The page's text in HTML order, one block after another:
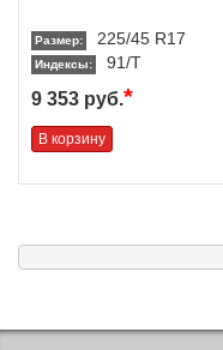
Размер: 225/45 R17
Индексы: 91/T
9 353 руб.*
В корзину